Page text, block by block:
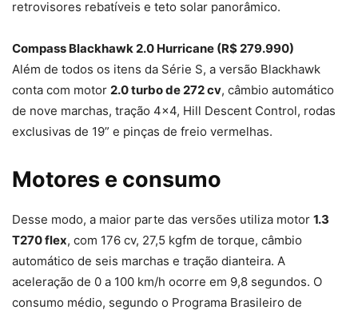
retrovisores rebatíveis e teto solar panorâmico.
Compass Blackhawk 2.0 Hurricane (R$ 279.990)
Além de todos os itens da Série S, a versão Blackhawk
conta com motor 2.0 turbo de 272 cv, câmbio automático
de nove marchas, tração 4×4, Hill Descent Control, rodas
exclusivas de 19” e pinças de freio vermelhas.
Motores e consumo
Desse modo, a maior parte das versões utiliza motor 1.3
T270 flex, com 176 cv, 27,5 kgfm de torque, câmbio
automático de seis marchas e tração dianteira. A
aceleração de 0 a 100 km/h ocorre em 9,8 segundos. O
consumo médio, segundo o Programa Brasileiro de